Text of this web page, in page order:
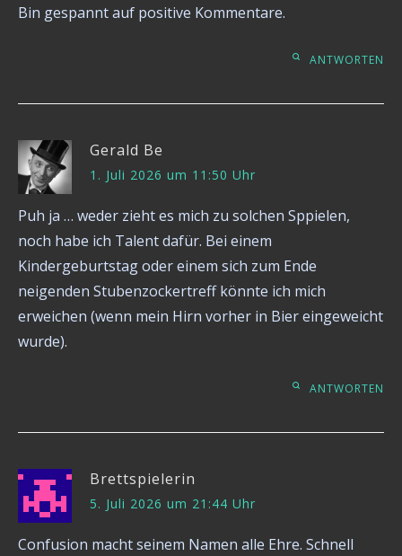
Bin gespannt auf positive Kommentare.
ANTWORTEN
Gerald Be
1. Juli 2026 um 11:50 Uhr
Puh ja … weder zieht es mich zu solchen Sppielen,
noch habe ich Talent dafür. Bei einem
Kindergeburtstag oder einem sich zum Ende
neigenden Stubenzockertreff könnte ich mich
erweichen (wenn mein Hirn vorher in Bier eingeweicht
wurde).
ANTWORTEN
Brettspielerin
5. Juli 2026 um 21:44 Uhr
Confusion macht seinem Namen alle Ehre. Schnell